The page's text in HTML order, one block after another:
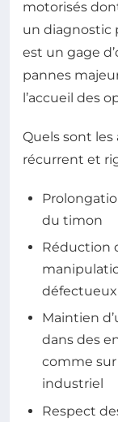
motorisés
un diagnostic
est un gage
pannes
l’accueil des
Quels sont
récurrent et
du timon
Réduction
défectueux
Maintien
dans des
comme
industriel
Respect